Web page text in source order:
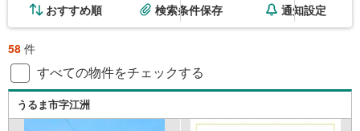
おすすめ順 検索条件保存 通知設定
58 件
すべての物件をチェックする
うるま市字江洲